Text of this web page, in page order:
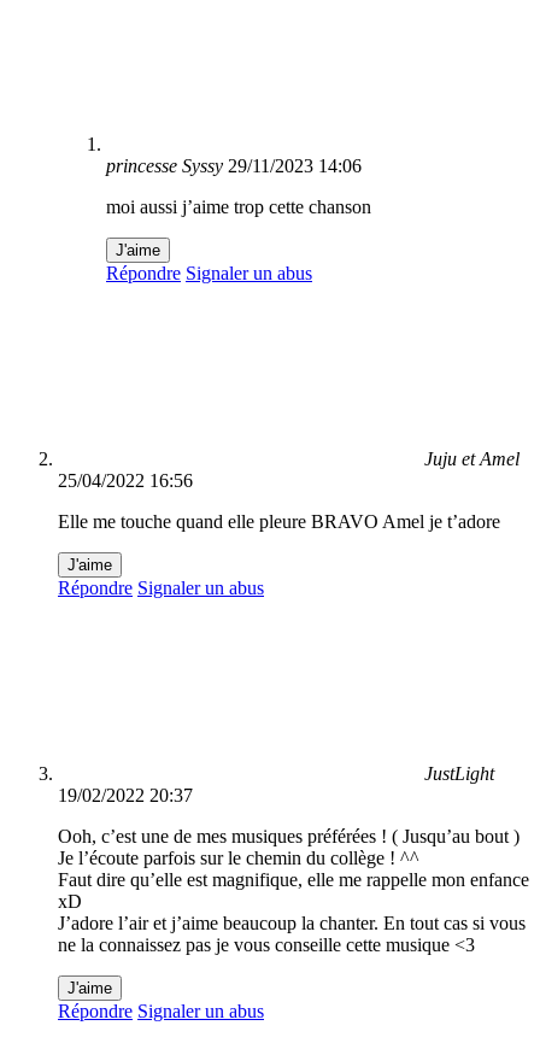
princesse Syssy 29/11/2023 14:06
moi aussi j’aime trop cette chanson
J'aime
Répondre Signaler un abus
Juju et Amel
25/04/2022 16:56
Elle me touche quand elle pleure BRAVO Amel je t’adore
J'aime
Répondre Signaler un abus
JustLight
19/02/2022 20:37
Ooh, c’est une de mes musiques préférées ! ( Jusqu’au bout )
Je l’écoute parfois sur le chemin du collège ! ^^
Faut dire qu’elle est magnifique, elle me rappelle mon enfance
xD
J’adore l’air et j’aime beaucoup la chanter. En tout cas si vous
ne la connaissez pas je vous conseille cette musique <3
J'aime
Répondre Signaler un abus